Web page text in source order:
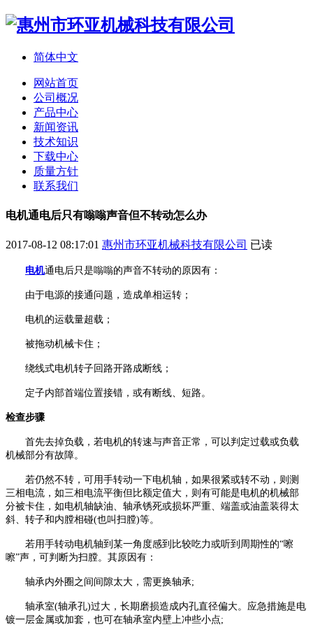
简体中文
网站首页
公司概况
产品中心
新闻资讯
技术知识
下载中心
质量方针
联系我们
电机通电后只有嗡嗡声音但不转动怎么办
2017-08-12 08:17:01 惠州市环亚机械科技有限公司 已读
电机通电后只是嗡嗡的声音不转动的原因有：
由于电源的接通问题，造成单相运转；
电机的运载量超载；
被拖动机械卡住；
绕线式电机转子回路开路成断线；
定子内部首端位置接错，或有断线、短路。
检查步骤
首先去掉负载，若电机的转速与声音正常，可以判定过载或负载
机械部分有故障。
若仍然不转，可用手转动一下电机轴，如果很紧或转不动，则测
三相电流，如三相电流平衡但比额定值大，则有可能是电机的机械部
分被卡住，如电机轴缺油、轴承锈死或损坏严重、端盖或油盖装得太
斜、转子和内膛相碰(也叫扫膛)等。
若用手转动电机轴到某一角度感到比较吃力或听到周期性的“嚓
嚓”声，可判断为扫膛。其原因有：
轴承内外圈之间间隙太大，需更换轴承;
轴承室(轴承孔)过大，长期磨损造成内孔直径偏大。应急措施是电
镀一层金属或加套，也可在轴承室内壁上冲些小点;